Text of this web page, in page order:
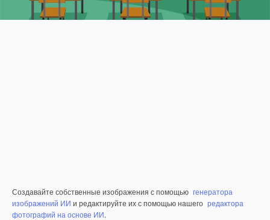
Создавайте собственные изображения с помощью генератора
изображений ИИ и редактируйте их с помощью нашего редактора
фотографий на основе ИИ.